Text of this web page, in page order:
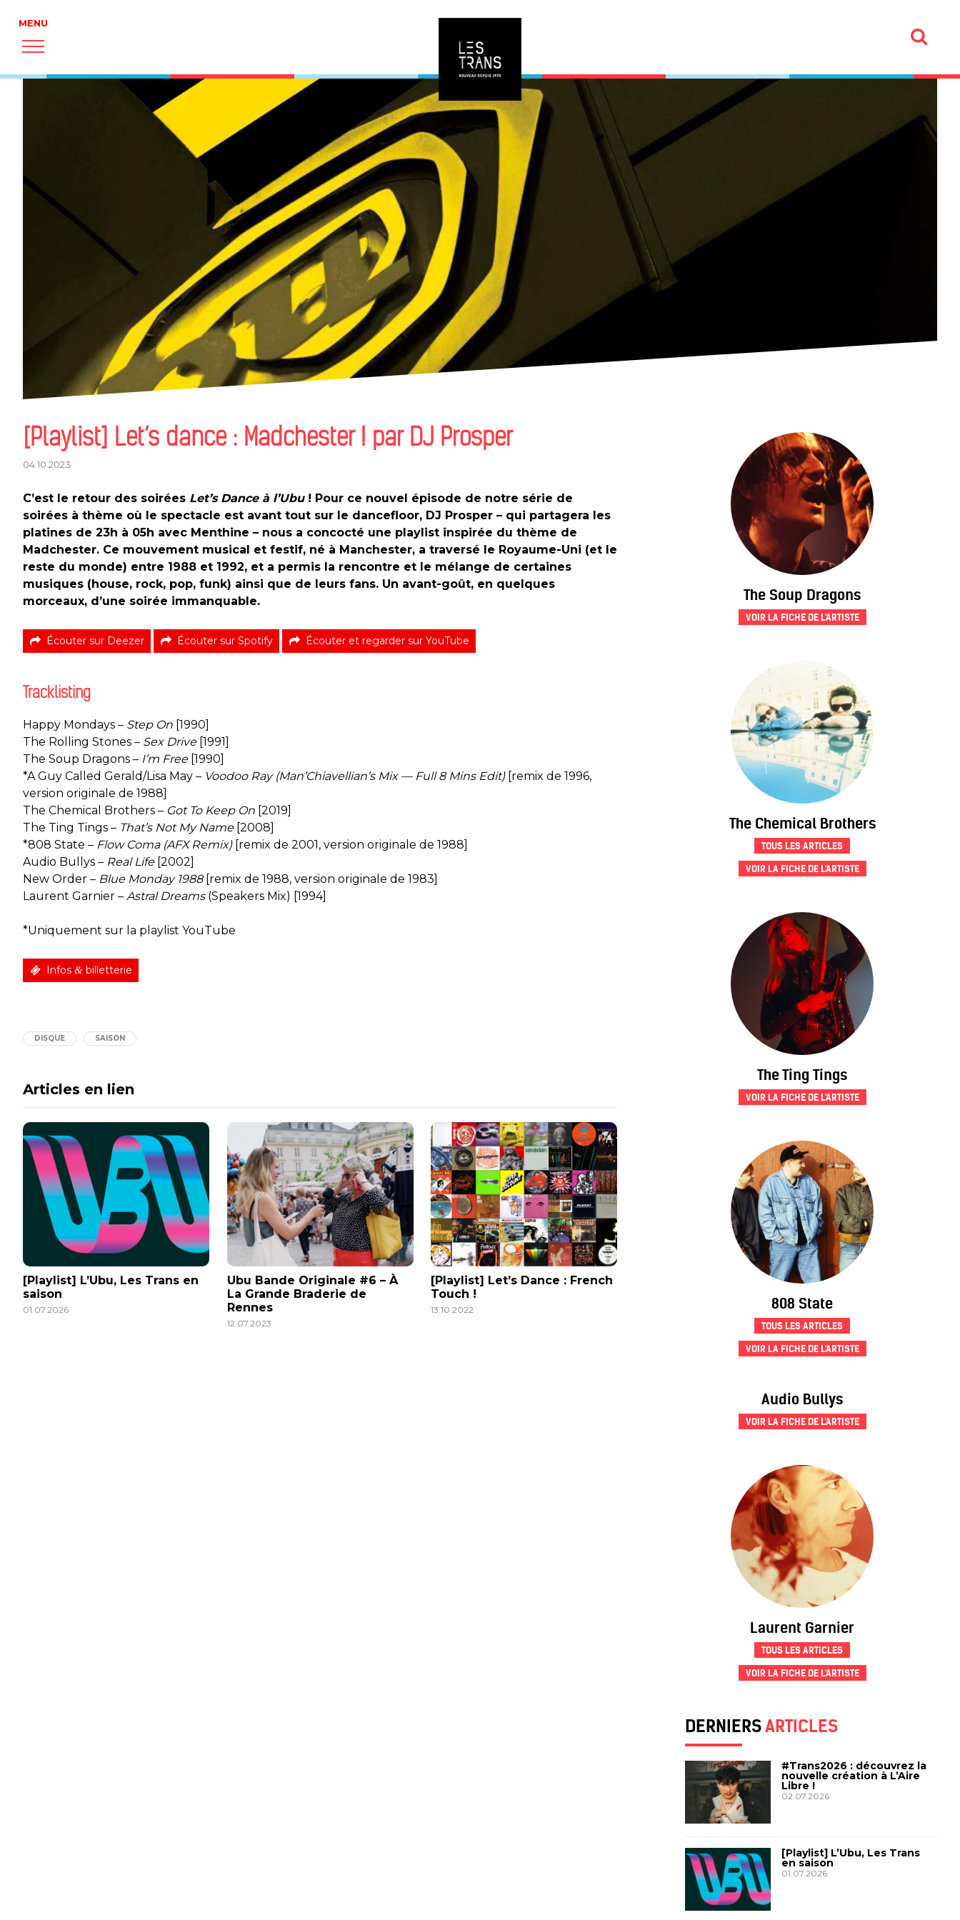
[Playlist] Let’s dance : Madchester ! par DJ Prosper
04.10.2023
C’est le retour des soirées Let’s Dance à l’Ubu! Pour ce nouvel épisode de notre série de
soirées à thème où le spectacle est avant tout sur le dancefloor, DJ Prosper – qui partagera les
platines de 23h à 05h avec Menthine – nous a concocté une playlist inspirée du thème de
Madchester. Ce mouvement musical et festif, né à Manchester, a traversé le Royaume-Uni (et le
reste du monde) entre 1988 et 1992, et a permis la rencontre et le mélange de certaines
musiques (house, rock, pop, funk) ainsi que de leurs fans. Un avant-goût, en quelques
morceaux, d’une soirée immanquable.
Écouter sur Deezer Écouter sur Spotify Écouter et regarder sur YouTube
Tracklisting
Happy Mondays – Step On [1990]
The Rolling Stones – Sex Drive[1991]
The Soup Dragons – I’m Free[1990]
*A Guy Called Gerald/Lisa May – Voodoo Ray (Man’Chiavellian’s Mix — Full 8 Mins Edit)[remix de 1996,
version originale de 1988]
The Chemical Brothers – Got To Keep On [2019]
The Ting Tings – That’s Not My Name[2008]
*808 State – Flow Coma (AFX Remix)[remix de 2001, version originale de 1988]
Audio Bullys – Real Life[2002]
New Order – Blue Monday 1988[remix de 1988, version originale de 1983]
Laurent Garnier – Astral Dreams(Speakers Mix) [1994]
*Uniquement sur la playlist YouTube
Infos & billetterie
DISQUE SAISON
Articles en lien
[Playlist] L’Ubu, Les Trans en
saison
01.07.2026
Ubu Bande Originale #6 – À
La Grande Braderie de
Rennes
12.07.2023
[Playlist] Let’s Dance : French
Touch !
13.10.2022
The Soup Dragons
VOIR LA FICHE DE L'ARTISTE
The Chemical Brothers
TOUS LES ARTICLES
VOIR LA FICHE DE L'ARTISTE
The Ting Tings
VOIR LA FICHE DE L'ARTISTE
808 State
TOUS LES ARTICLES
VOIR LA FICHE DE L'ARTISTE
Audio Bullys
VOIR LA FICHE DE L'ARTISTE
Laurent Garnier
TOUS LES ARTICLES
VOIR LA FICHE DE L'ARTISTE
DERNIERSARTICLES
#Trans2026 : découvrez la
nouvelle création à L’Aire
Libre !
02.07.2026
[Playlist] L’Ubu, Les Trans
en saison
01.07.2026